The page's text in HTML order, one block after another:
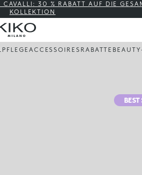
CAVALLI: 30 % RABATT AUF DIE
KOLLEKTION
PFLEGE ACCESSOIRES RABATTE
BEST